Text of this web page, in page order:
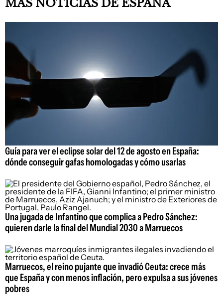
MÁS NOTICIAS DE ESPAÑA
Guía para ver el eclipse solar del 12 de agosto en España:
dónde conseguir gafas homologadas y cómo usarlas
Una jugada de Infantino que complica a Pedro Sánchez:
quieren darle la final del Mundial 2030 a Marruecos
Marruecos, el reino pujante que invadió Ceuta: crece más
que España y con menos inflación, pero expulsa a sus jóvenes
pobres